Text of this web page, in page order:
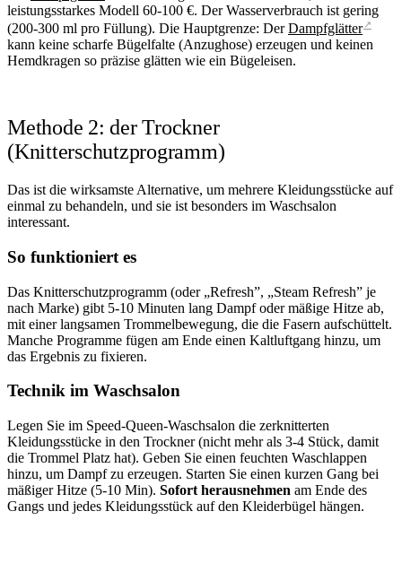
leistungsstarkes Modell 60-100 €. Der Wasserverbrauch ist gering
(200-300 ml pro Füllung). Die Hauptgrenze: DerDampfglätter ↗
kann keine scharfe Bügelfalte (Anzughose) erzeugen und keinen
Hemdkragen so präzise glätten wie ein Bügeleisen.
Methode 2: der Trockner
(Knitterschutzprogramm)
Das ist die wirksamste Alternative, um mehrere Kleidungsstücke auf
einmal zu behandeln, und sie ist besonders im Waschsalon
interessant.
So funktioniert es
Das Knitterschutzprogramm (oder „Refresh”, „Steam Refresh” je
nach Marke) gibt 5-10 Minuten lang Dampf oder mäßige Hitze ab,
mit einer langsamen Trommelbewegung, die die Fasern aufschüttelt.
Manche Programme fügen am Ende einen Kaltluftgang hinzu, um
das Ergebnis zu fixieren.
Technik im Waschsalon
Legen Sie im Speed-Queen-Waschsalon die zerknitterten
Kleidungsstücke in den Trockner (nicht mehr als 3-4 Stück, damit
die Trommel Platz hat). Geben Sie einen feuchten Waschlappen
hinzu, um Dampf zu erzeugen. Starten Sie einen kurzen Gang bei
mäßiger Hitze (5-10 Min). Sofort herausnehmen am Ende des
Gangs und jedes Kleidungsstück auf den Kleiderbügel hängen.